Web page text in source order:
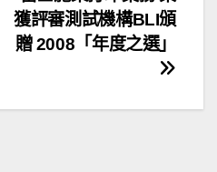
獲評審測試機構BLI頒
贈 2008「年度之選」